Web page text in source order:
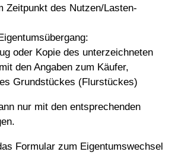
Zeitpunkt des Nutzen/Lasten-
oder Kopie des unterzeichneten
den Angaben zum Käufer,
Grundstückes (Flurstückes)
nur mit den entsprechenden
Formular zum Eigentumswechsel